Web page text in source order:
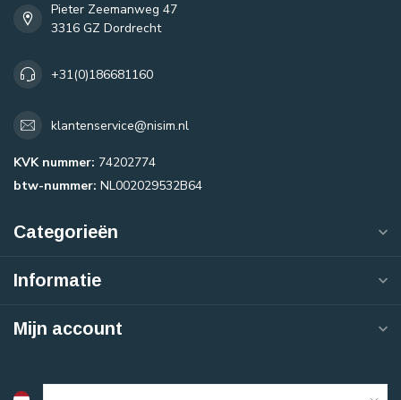
Pieter Zeemanweg 47
3316 GZ Dordrecht
+31(0)186681160
klantenservice@nisim.nl
KVK nummer: 74202774
btw-nummer: NL002029532B64
Categorieën
Informatie
Mijn account